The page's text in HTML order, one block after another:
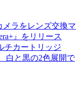
メラをレンズ交換マ
』をリリース
チカートリッジ
白と黒の2色展開で